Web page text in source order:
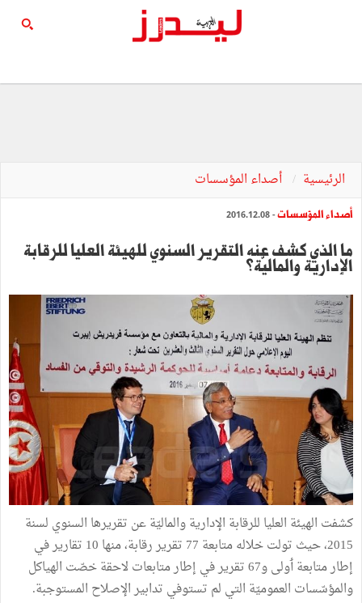
الرئيسية أصداء المؤسسات
أصداء المؤسسات- 2016.12.08
ما الذي كشف عنه التقرير السنوي للهيئة العليا للرقابة
الإداريّة والماليّة؟
كشفت الهيئة العليا للرقابة الإدارية والماليّة عن تقريرها السنوي لسنة
2015، حيث تولت خلاله متابعة 77 تقرير رقابة، منها 10 تقارير في
إطار متابعة ٲولى و67 تقرير في إطار متابعات لاحقة خصّت الهياكل
والمؤسّسات العموميّة التي لم تستوفي تدابير الإصلاح المستوجبة.